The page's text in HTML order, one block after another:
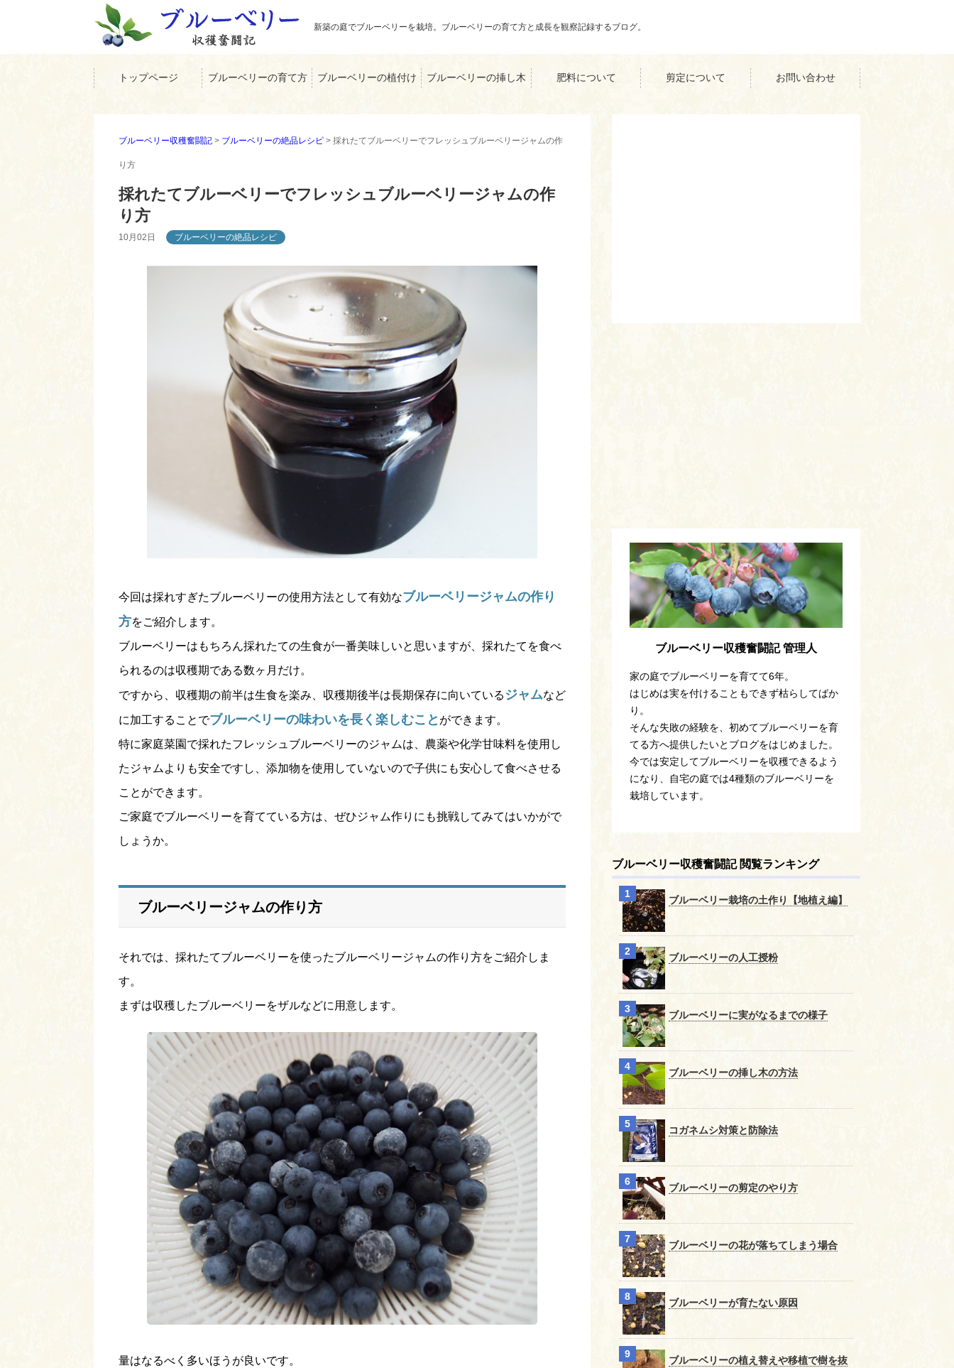
新築の庭でブルーベリーを栽培。ブルーベリーの育て方と成長を観察記録するブログ。
トップページ ブルーベリーの育て方 ブルーベリーの植付け ブルーベリーの挿し木 肥料について 剪定について お問い合わせ
ブルーベリー収穫奮闘記 > ブルーベリーの絶品レシピ > 採れたてブルーベリーでフレッシュブルーベリージャムの作
り方
採れたてブルーベリーでフレッシュブルーベリージャムの作
り方
10月02日 ブルーベリーの絶品レシピ
今回は採れすぎたブルーベリーの使用方法として有効なブルーベリージャムの作り
方をご紹介します。
ブルーベリーはもちろん採れたての生食が一番美味しいと思いますが、採れたてを食べ
られるのは収穫期である数ヶ月だけ。
ですから、収穫期の前半は生食を楽み、収穫期後半は長期保存に向いている ジャムなど
に加工することでブルーベリーの味わいを長く楽しむこと ができます。
特に家庭菜園で採れたフレッシュブルーベリーのジャムは、農薬や化学甘味料を使用し
たジャムよりも安全ですし、添加物を使用していないので子供にも安心して食べさせる
ことができます。
ご家庭でブルーベリーを育てている方は、ぜひジャム作りにも挑戦してみてはいかがで
しょうか。
ブルーベリージャムの作り方
それでは、採れたてブルーベリーを使ったブルーベリージャムの作り方をご紹介しま
す。
まずは収穫したブルーベリーをザルなどに用意します。
量はなるべく多いほうが良いです。
ブルーベリー収穫奮闘記 管理人
家の庭でブルーベリーを育てて6年。
はじめは実を付けることもできず枯らしてばか
り。
そんな失敗の経験を、初めてブルーベリーを育
てる方へ提供したいとブログをはじめました。
今では安定してブルーベリーを収穫できるよう
になり、自宅の庭では4種類のブルーベリーを
栽培しています。
ブルーベリー収穫奮闘記 閲覧ランキング
ブルーベリー栽培の土作り【地植え編】
ブルーベリーの人工授粉
ブルーベリーに実がなるまでの様子
ブルーベリーの挿し木の方法
コガネムシ対策と防除法
ブルーベリーの剪定のやり方
ブルーベリーの花が落ちてしまう場合
ブルーベリーが育たない原因
ブルーベリーの植え替えや移植で樹を抜